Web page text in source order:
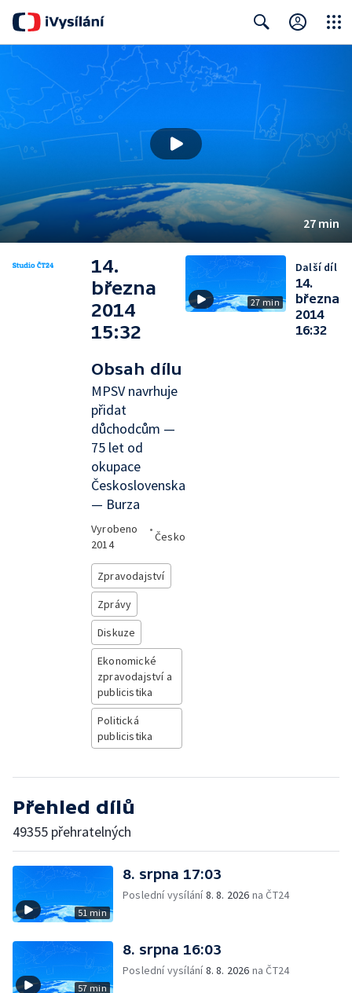
27 min
14.
března
2014
15:32
Obsah dílu
MPSV navrhuje
přidat
důchodcům —
75 let od
okupace
Československa
— Burza
Vyrobeno
2014
•
Česko
Zpravodajství
Zprávy
Diskuze
Ekonomické
zpravodajství a
publicistika
Politická
publicistika
27 min
Další díl
14.
března
2014
16:32
Přehled dílů
49355 přehratelných
51 min
8. srpna 17:03
Poslední vysílání8. 8. 2026 na ČT24
57 min
8. srpna 16:03
Poslední vysílání8. 8. 2026 na ČT24